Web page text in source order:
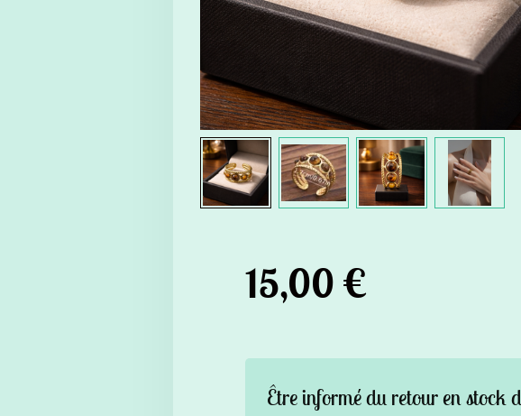
15,00 €
Être informé du retour en stock